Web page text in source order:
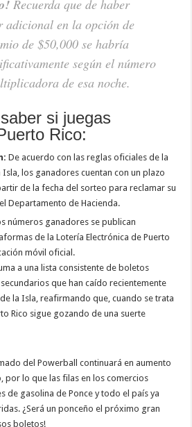
Recuerda que de haber
adicional en la opción de
de $50,000 se habría
según el número
de esa noche.
si juegas
Rico:
De acuerdo con las reglas oficiales de la
Isla, los ganadores cuentan con un plazo
de la fecha del sorteo para reclamar su
Departamento de Hacienda.
números ganadores se publican
de la Lotería Electrónica de Puerto
móvil oficial.
a una lista consistente de boletos
que han caído recientemente
la Isla, reafirmando que, cuando se trata
Rico sigue gozando de una suerte
del Powerball continuará en aumento
por lo que las filas en los comercios
de gasolina de Ponce y todo el país ya
¿Será un ponceño el próximo gran
boletos!